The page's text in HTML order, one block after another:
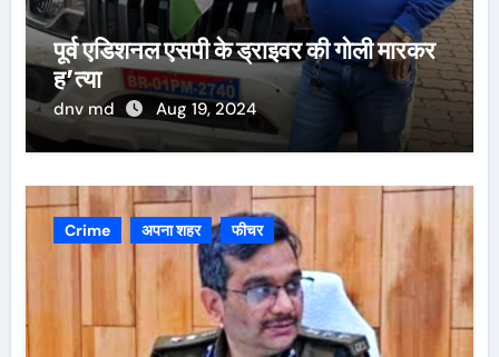
पूर्व एडिशनल एसपी के ड्राइवर की गोली मारकर
ह’त्या
dnv md Aug 19, 2024
Crime अपना शहर फीचर